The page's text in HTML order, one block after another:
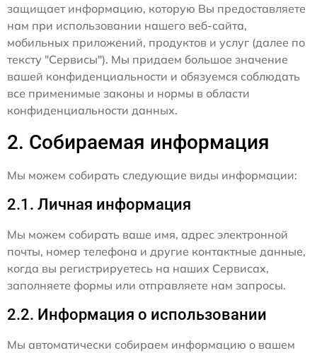
защищает информацию, которую Вы предоставляете
нам при использовании нашего веб-сайта,
мобильных приложений, продуктов и услуг (далее по
тексту "Сервисы"). Мы придаем большое значение
вашей конфиденциальности и обязуемся соблюдать
все применимые законы и нормы в области
конфиденциальности данных.
2. Собираемая информация
Мы можем собирать следующие виды информации:
2.1. Личная информация
Мы можем собирать ваше имя, адрес электронной
почты, номер телефона и другие контактные данные,
когда вы регистрируетесь на наших Сервисах,
заполняете формы или отправляете нам запросы.
2.2. Информация о использовании
Мы автоматически собираем информацию о вашем